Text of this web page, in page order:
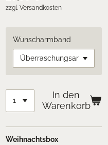
zzgl. Versandkosten
Wunscharmband
In den
Warenkorb
Weihnachtsbox